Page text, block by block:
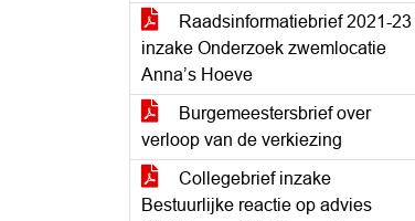
Raadsinformatiebrief 2021-23
inzake Onderzoek zwemlocatie
Anna’s Hoeve
Burgemeestersbrief over
verloop van de verkiezing
Collegebrief inzake
Bestuurlijke reactie op advies